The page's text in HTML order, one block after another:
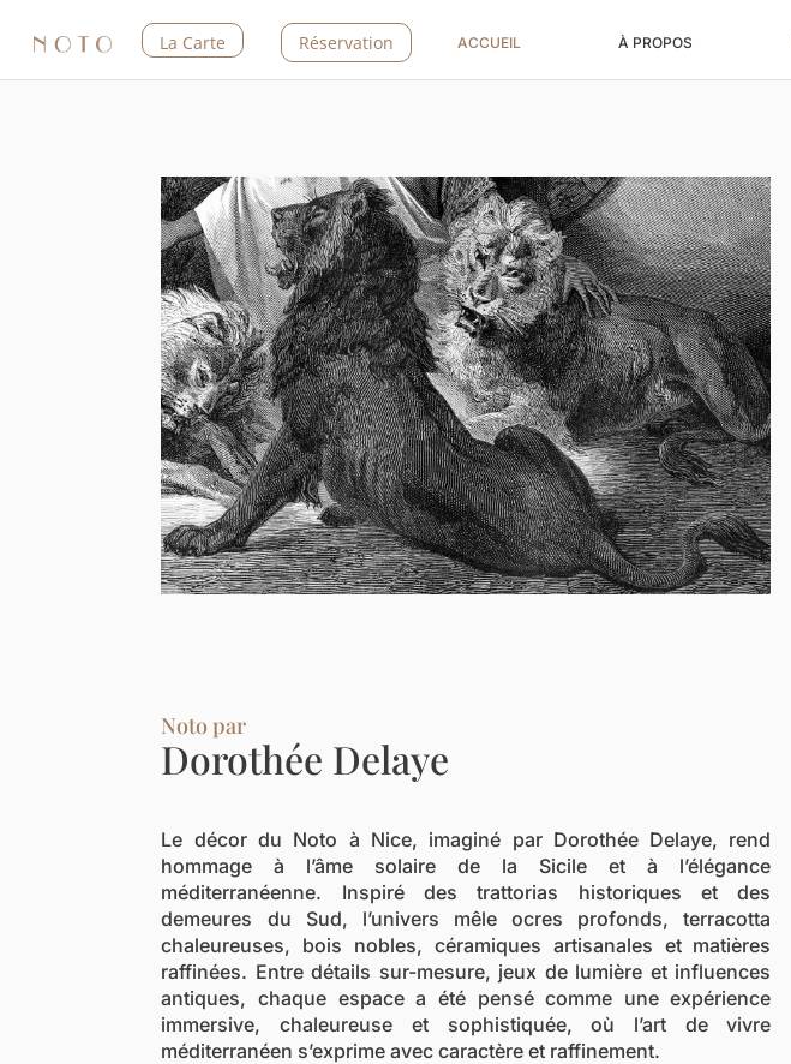
La Carte Réservation ACCUEIL À PROPOS
Noto par
Dorothée Delaye
Le décor du Noto à Nice, imaginé par Dorothée Delaye, rend
hommage à l’âme solaire de la Sicile et à l’élégance
méditerranéenne. Inspiré des trattorias historiques et des
demeures du Sud, l’univers mêle ocres profonds, terracotta
chaleureuses, bois nobles, céramiques artisanales et matières
raffinées. Entre détails sur-mesure, jeux de lumière et influences
antiques, chaque espace a été pensé comme une expérience
immersive, chaleureuse et sophistiquée, où l’art de vivre
méditerranéen s’exprime avec caractère et raffinement.